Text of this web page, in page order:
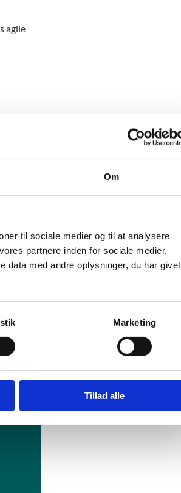
Om
til sociale medier og til at analysere
partnere inden for sociale medier,
data med andre oplysninger, du har givet
Marketing
Tillad alle
agile
der
der stilles
juni